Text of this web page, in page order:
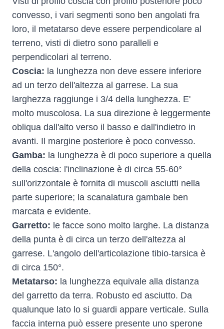
convesso, i vari segmenti sono ben angolati fra
loro, il metatarso deve essere perpendicolare al
terreno, visti di dietro sono paralleli e
perpendicolari al terreno.
Coscia: la lunghezza non deve essere inferiore
ad un terzo dell'altezza al garrese. La sua
larghezza raggiunge i 3/4 della lunghezza. E'
molto muscolosa. La sua direzione è leggermente
obliqua dall'alto verso il basso e dall'indietro in
avanti. Il margine posteriore è poco convesso.
Gamba: la lunghezza è di poco superiore a quella
della coscia: l'inclinazione è di circa 55-60°
sull'orizzontale è fornita di muscoli asciutti nella
parte superiore; la scanalatura gambale ben
marcata e evidente.
Garretto: le facce sono molto larghe. La distanza
della punta è di circa un terzo dell'altezza al
garrese. L'angolo dell'articolazione tibio-tarsica è
di circa 150°.
Metatarso: la lunghezza equivale alla distanza
del garretto da terra. Robusto ed asciutto. Da
qualunque lato lo si guardi appare verticale. Sulla
faccia interna può essere presente uno sperone